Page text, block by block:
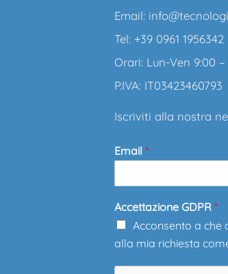
Email:
Tel: +39 0961 1956342
Orari: Lun-Ven 9:00 –
P.IVA: IT03423460793
Iscriviti alla nostra
Email *
Accettazione GDPR *
Acconsento a che
alla mia richiesta